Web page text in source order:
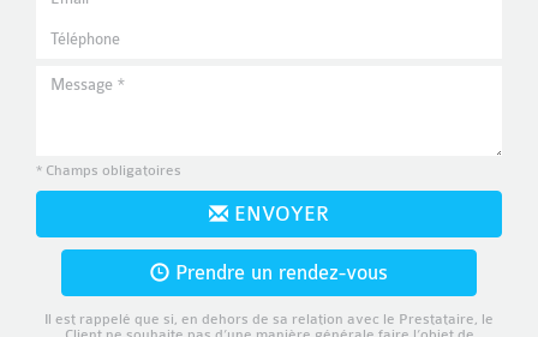
* Champs obligatoires
ENVOYER
Prendre un rendez-vous
Il est rappelé que si, en dehors de sa relation avec le Prestataire, le